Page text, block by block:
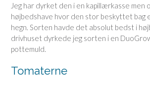
Jeg har dyrket den i en kapillærkasse men
højbedshave hvor den stor beskyttet bag
hegn. Sorten havde det absolut bedst i
drivhuset dyrkede jeg sorten i en
pottemuld.
Tomaterne